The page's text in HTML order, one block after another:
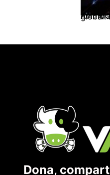
Por: Ricardo Machado en: http://
Dona,